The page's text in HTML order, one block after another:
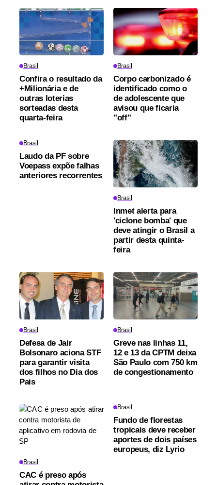
Brasil
Confira o resultado da
+Milionária e de
outras loterias
sorteadas desta
quarta-feira
Brasil
Corpo carbonizado é
identificado como o
de adolescente que
avisou que ficaria
"off"
Brasil
Laudo da PF sobre
Voepass expõe falhas
anteriores recorrentes
Brasil
Inmet alerta para
'ciclone bomba' que
deve atingir o Brasil a
partir desta quinta-
feira
Brasil
Defesa de Jair
Bolsonaro aciona STF
para garantir visita
dos filhos no Dia dos
Pais
Brasil
Greve nas linhas 11,
12 e 13 da CPTM deixa
São Paulo com 750 km
de congestionamento
Brasil
CAC é preso após
Brasil
Fundo de florestas
tropicais deve receber
aportes de dois países
europeus, diz Lyrio